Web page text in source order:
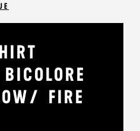
FIRE